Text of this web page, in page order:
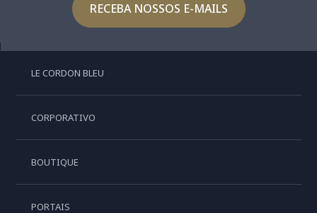
RECEBA NOSSOS E-MAILS
LE CORDON BLEU
CORPORATIVO
BOUTIQUE
PORTAIS